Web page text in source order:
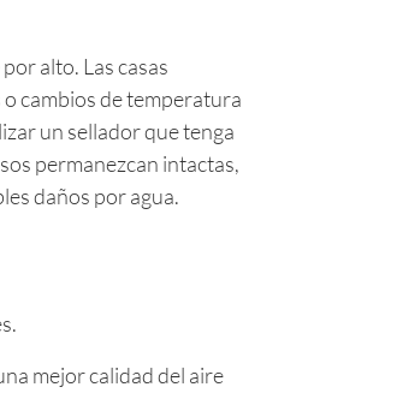
alto. Las casas
cambios de temperatura
un sellador que tenga
permanezcan intactas,
daños por agua.
mejor calidad del aire